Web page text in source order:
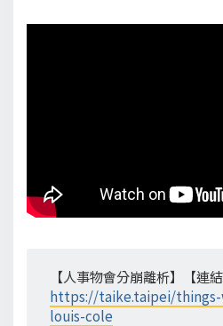
【人事物會分崩離析】【連結
https://taike.taipei/
louis-cole